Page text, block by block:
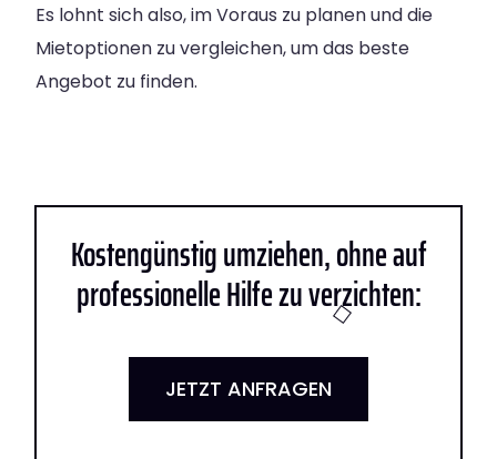
Es lohnt sich also, im Voraus zu planen und die
Mietoptionen zu vergleichen, um das beste
Angebot zu finden.
Kostengünstig umziehen, ohne auf
professionelle Hilfe zu verzichten:
JETZT ANFRAGEN